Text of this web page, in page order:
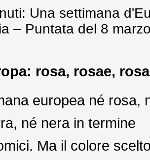
Una settimana
– Puntata del 8
rosa, rosae,
europea né rosa,
né nera in termine
Ma il colore